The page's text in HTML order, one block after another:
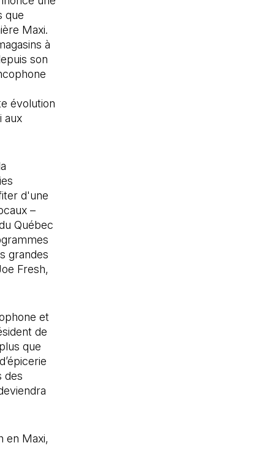
que
Maxi.
à
son
évolution
aux
d'une
–
Québec
grandes
Fresh,
et
de
que
des
en Maxi,